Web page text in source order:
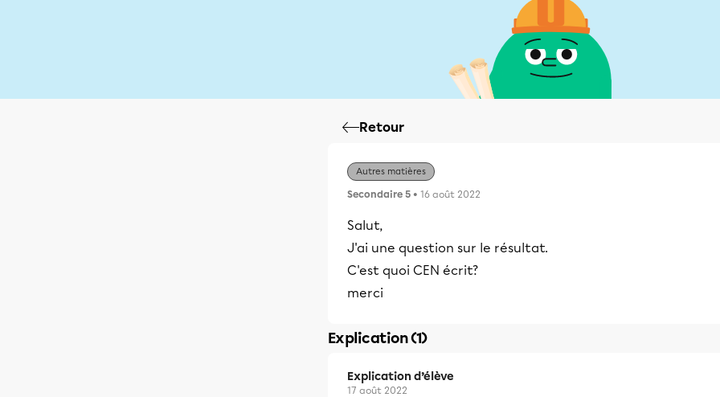
Retour
Autres matières
Secondaire 5 • 16 août 2022
Salut,
J'ai une question sur le résultat.
C'est quoi CEN écrit?
merci
Explication (1)
Explication d’élève
17 août 2022